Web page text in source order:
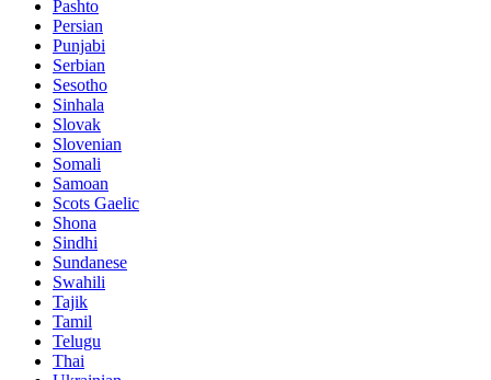
Pashto
Persian
Punjabi
Serbian
Sesotho
Sinhala
Slovak
Slovenian
Somali
Samoan
Scots Gaelic
Shona
Sindhi
Sundanese
Swahili
Tajik
Tamil
Telugu
Thai